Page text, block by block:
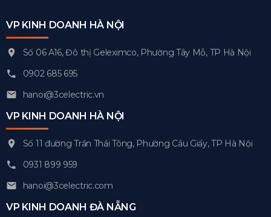
VP KINH DOANH HÀ NỘI
Số 06 A16, Đô thị Geleximco, Phường Tây Mỗ, TP Hà Nội
0902 685 695
hanoi@3celectric.vn
VP KINH DOANH HÀ NỘI
Số 11 đường Trần Thái Tông, Phường Cầu Giấy, TP Hà Nội
0931 899 959
hanoi@3celectric.com
VP KINH DOANH ĐÀ NẴNG